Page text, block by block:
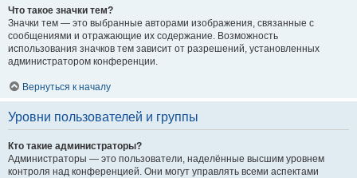
Что такое значки тем?
Значки тем — это выбранные авторами изображения, связанные с
сообщениями и отражающие их содержание. Возможность
использования значков тем зависит от разрешений, установленных
администратором конференции.
Вернуться к началу
Уровни пользователей и группы
Кто такие администраторы?
Администраторы — это пользователи, наделённые высшим уровнем
контроля над конференцией. Они могут управлять всеми аспектами